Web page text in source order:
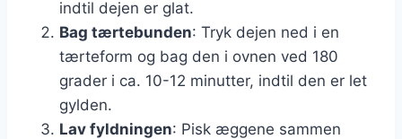
indtil dejen er glat.
Bag tærtebunden: Tryk dejen ned i en
tærteform og bag den i ovnen ved 180
grader i ca. 10-12 minutter, indtil den er let
gylden.
Lav fyldningen: Pisk æggene sammen